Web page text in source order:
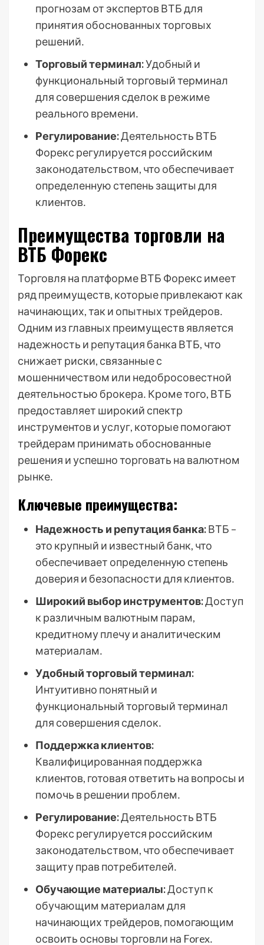
прогнозам от экспертов ВТБ для
принятия обоснованных торговых
решений․
Торговый терминал:Удобный и
функциональный торговый терминал
для совершения сделок в режиме
реального времени․
Регулирование:Деятельность ВТБ
Форекс регулируется российским
законодательством, что обеспечивает
определенную степень защиты для
клиентов․
Преимущества торговли на
ВТБ Форекс
Торговля на платформе ВТБ Форекс имеет
ряд преимуществ, которые привлекают как
начинающих, так и опытных трейдеров․
Одним из главных преимуществ является
надежность и репутация банка ВТБ, что
снижает риски, связанные с
мошенничеством или недобросовестной
деятельностью брокера․ Кроме того, ВТБ
предоставляет широкий спектр
инструментов и услуг, которые помогают
трейдерам принимать обоснованные
решения и успешно торговать на валютном
рынке․
Ключевые преимущества:
Надежность и репутация банка:ВТБ –
это крупный и известный банк, что
обеспечивает определенную степень
доверия и безопасности для клиентов․
Широкий выбор инструментов:Доступ
к различным валютным парам,
кредитному плечу и аналитическим
материалам․
Удобный торговый терминал:
Интуитивно понятный и
функциональный торговый терминал
для совершения сделок․
Поддержка клиентов:
Квалифицированная поддержка
клиентов, готовая ответить на вопросы и
помочь в решении проблем․
Регулирование:Деятельность ВТБ
Форекс регулируется российским
законодательством, что обеспечивает
защиту прав потребителей․
Обучающие материалы:Доступ к
обучающим материалам для
начинающих трейдеров, помогающим
освоить основы торговли на Forex․